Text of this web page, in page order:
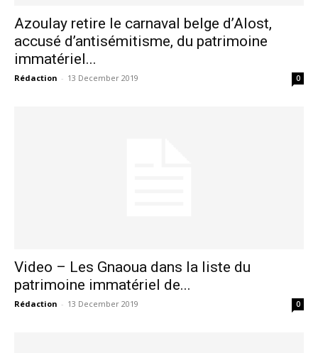
S'ABONNER MAINTENANT
Azoulay retire le carnaval belge d’Alost,
accusé d’antisémitisme, du patrimoine
immatériel...
Rédaction - 13 December 2019 0
Video – Les Gnaoua dans la liste du
patrimoine immatériel de...
Rédaction - 13 December 2019 0